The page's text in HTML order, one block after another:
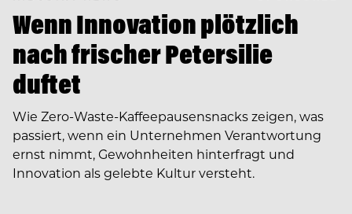
Wenn Innovation plötzlich
nach frischer Petersilie
duftet
Wie Zero-Waste-Kaffeepausensnacks zeigen, was
passiert, wenn ein Unternehmen Verantwortung
ernst nimmt, Gewohnheiten hinterfragt und
Innovation als gelebte Kultur versteht.